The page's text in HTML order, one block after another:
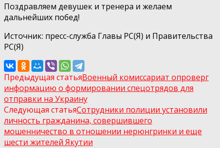
Поздравляем девушек и тренера и желаем
дальнейших побед!
Источник: пресс-служба Главы РС(Я) и Правительства
РС(Я)
Предыдущая статьяВоенный комиссариат опроверг
информацию о формировании спецотрядов для
отправки на Украину
Следующая статьяСотрудники полиции установили
личность гражданина, совершившего
мошенничество в отношении нерюнгринки и еще
шести жителей Якутии